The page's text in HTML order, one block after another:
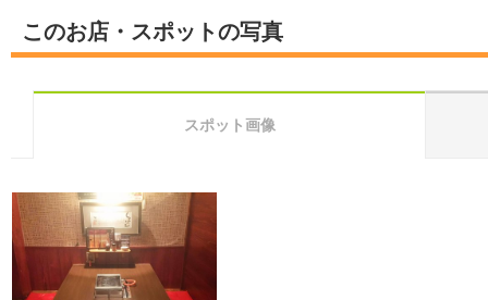
このお店・スポットの写真
スポット画像